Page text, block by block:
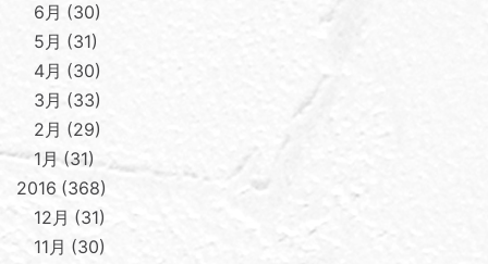
6月
30
5月
31
4月
30
3月
33
2月
29
1月 31
2016 368
12月
31
11月
30